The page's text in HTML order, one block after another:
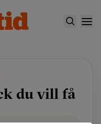
du vill få